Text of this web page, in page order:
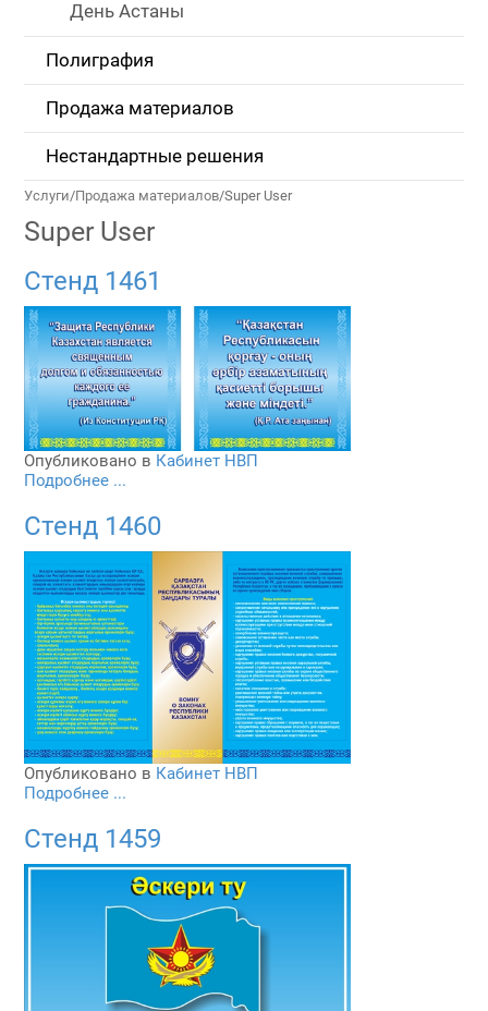
День Астаны
Полиграфия
Продажа материалов
Нестандартные решения
Услуги/Продажа материалов/Super User
Super User
Стенд 1461
Опубликовано в Кабинет НВП
Подробнее ...
Стенд 1460
Опубликовано в Кабинет НВП
Подробнее ...
Стенд 1459